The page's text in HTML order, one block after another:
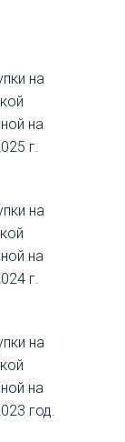
на
на
г.
на
на
г.
на
на
год.